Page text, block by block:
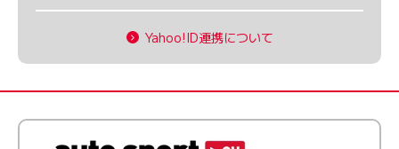
Yahoo!ID連携について